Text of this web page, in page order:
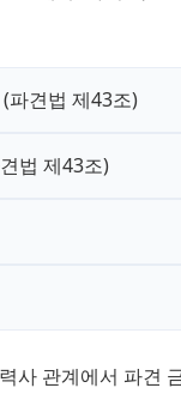
파견법 제43조)
법 제43조)
사 관계에서 파견